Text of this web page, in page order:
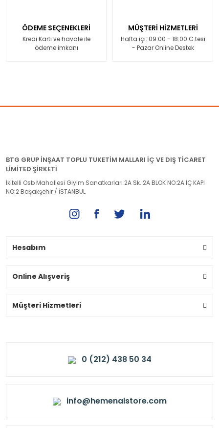
ÖDEME SEÇENEKLERİ
Kredi Kartı ve havale ile
ödeme imkanı
MÜŞTERİ HİZMETLERİ
Hafta içi: 09:00 - 18:00 C.tesi
- Pazar Online Destek
BTG GRUP İNŞAAT TOPLU TUKETİM MALLARI İÇ VE DIŞ TİCARET
LİMİTED ŞİRKETİ
İkitelli Osb Mahallesi Giyim Sanatkarları 2A Sk. 2A BLOK NO:2A İÇ KAPI
NO:2 Başakşehir / İSTANBUL
Hesabım
Online Alışveriş
Müşteri Hizmetleri
0 (212) 438 50 34
info@hemenalstore.com